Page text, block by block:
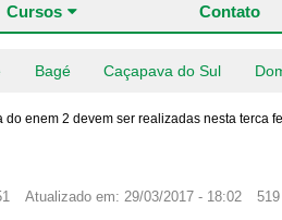
Cursos Contato
Bagé Caçapava do Sul
do enem 2 devem ser realizadas nesta terca
Atualizado em: 29/03/2017 - 18:02